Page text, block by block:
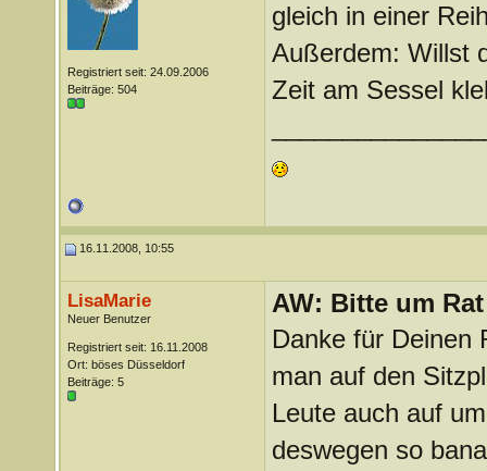
Registriert seit: 24.09.2006
Beiträge: 504
gleich in einer
Außerdem: Willst
Zeit am Sessel
16.11.2008, 10:55
LisaMarie
Neuer Benutzer
Registriert seit: 16.11.2008
Ort: böses Düsseldorf
Beiträge: 5
AW: Bitte um Rat
Danke für Deinen
man auf den
Leute auch auf
deswegen so